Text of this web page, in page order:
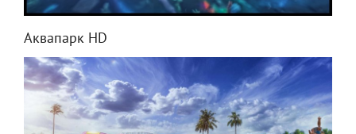
Аквапарк HD